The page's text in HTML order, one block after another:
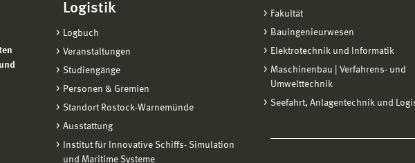
Logistik
Logbuch
Veranstaltungen
Studiengänge
Personen & Gremien
Standort Rostock-Warnemünde
Ausstattung
Institut für Innovative Schiffs- Simulation
und Maritime Systeme
Fakultät
Bauingenieurwesen
Elektrotechnik und Informatik
Maschinenbau | Verfahrens- und
Umwelttechnik
Seefahrt, Anlagentechnik und